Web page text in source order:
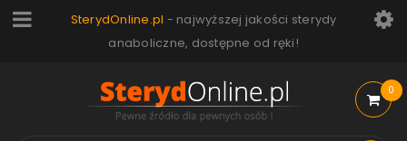
SterydOnline.pl - najwyższej jakości sterydy
anaboliczne, dostępne od ręki!
0